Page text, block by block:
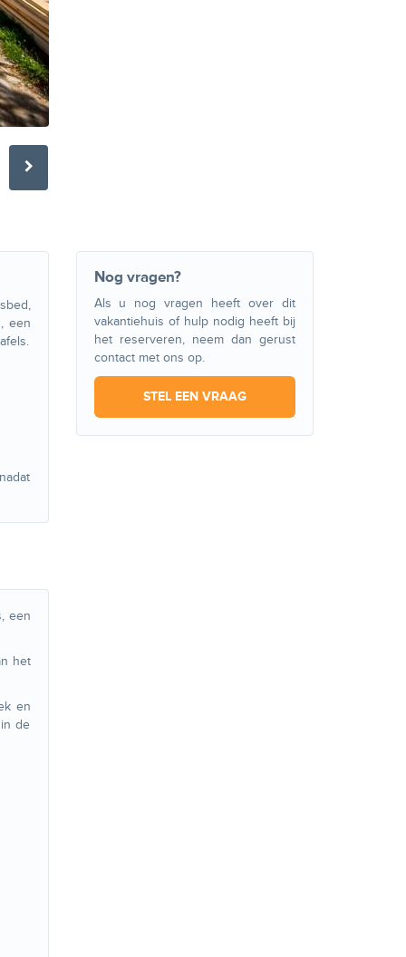
een
een
het
en
de
Nog vragen?
Als u nog vragen heeft over dit
vakantiehuis of hulp nodig heeft bij
het reserveren, neem dan gerust
contact met ons op.
STEL EEN VRAAG